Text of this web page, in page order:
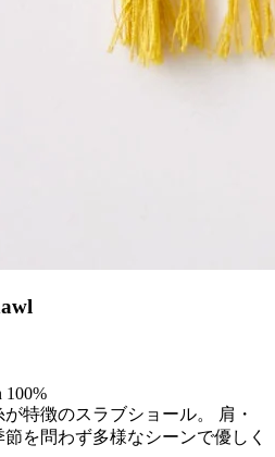
100%
特徴のスラブショール。 肩・
を問わず多様なシーンで優しく